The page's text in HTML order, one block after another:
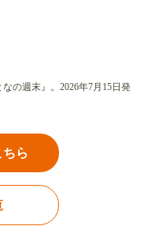
の週末』。2026年7月15日発
ら